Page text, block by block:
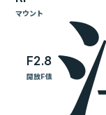
マウント
F2.8
開放F値